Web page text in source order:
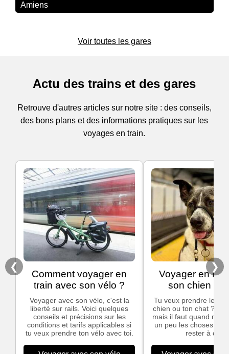
Amiens
Voir toutes les gares
Actu des trains et des gares
Retrouve d'autres articles sur notre site : des conseils,
des bons plans et des informations pratiques sur les
voyages en train.
❮
Comment voyager en
train avec son vélo ?
Voyager avec son vélo, c'est la
liberté sur rails. Voici quelques
conseils et précisions sur les
conditions et tarifs applicables si
tu veux prendre ton vélo avec toi.
Voyager en
son chien ou
Tu veux prendre le
chien ou ton chat ?
mais il faut quand
un peu les choses
rester à quai.
❯